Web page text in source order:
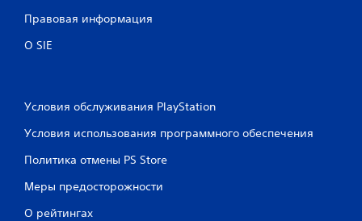
Правовая информация
О SIE
Условия обслуживания PlayStation
Условия использования программного обеспечения
Политика отмены PS Store
Меры предосторожности
О рейтингах